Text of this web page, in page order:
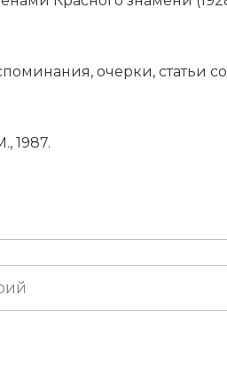
очерки, статьи
1987.